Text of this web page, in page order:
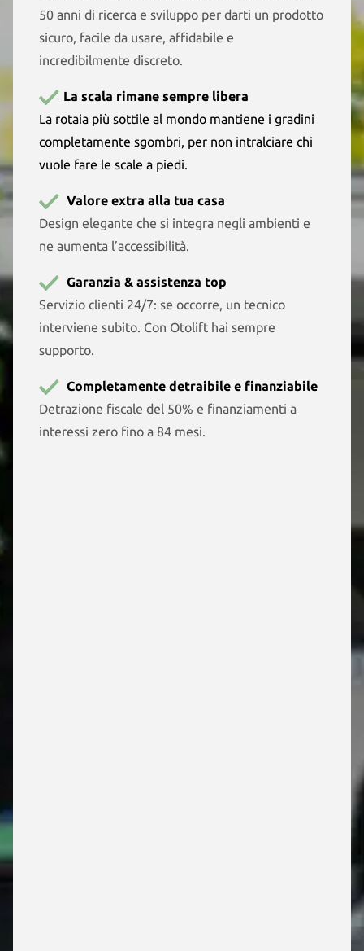
50 anni di ricerca e sviluppo per darti un prodotto
sicuro, facile da usare, affidabile e
incredibilmente discreto.
La scala rimane sempre libera
La rotaia più sottile al mondo mantiene i gradini
completamente sgombri, per non intralciare chi
vuole fare le scale a piedi.
Valore extra alla tua casa
Design elegante che si integra negli ambienti e
ne aumenta l’accessibilità.
Garanzia & assistenza top
Servizio clienti 24/7: se occorre, un tecnico
interviene subito. Con Otolift hai sempre
supporto.
Completamente detraibile e finanziabile
Detrazione fiscale del 50% e finanziamenti a
interessi zero fino a 84 mesi.